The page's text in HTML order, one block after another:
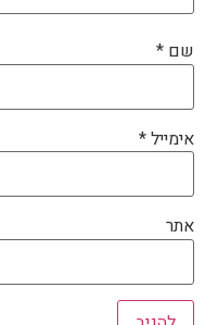
שם *
אימייל*
אתר